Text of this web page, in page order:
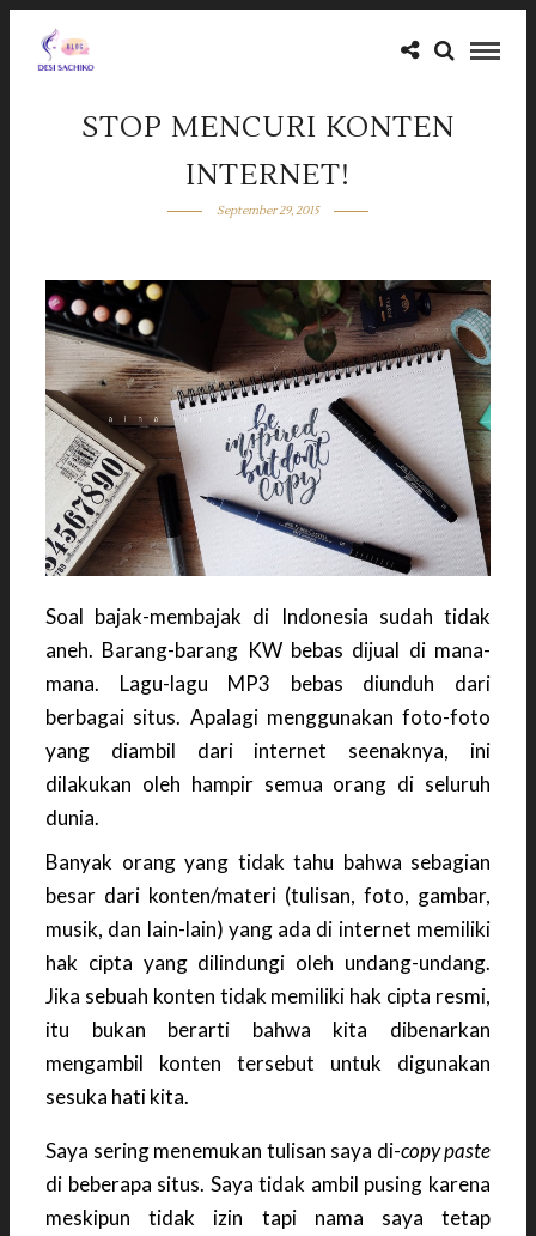
STOP MENCURI KONTEN
INTERNET!
September 29, 2015
Soal bajak-membajak di Indonesia sudah tidak
aneh. Barang-barang KW bebas dijual di mana-
mana. Lagu-lagu MP3 bebas diunduh dari
berbagai situs. Apalagi menggunakan foto-foto
yang diambil dari internet seenaknya, ini
dilakukan oleh hampir semua orang di seluruh
dunia.
Banyak orang yang tidak tahu bahwa sebagian
besar dari konten/materi (tulisan, foto, gambar,
musik, dan lain-lain) yang ada di internet memiliki
hak cipta yang dilindungi oleh undang-undang.
Jika sebuah konten tidak memiliki hak cipta resmi,
itu bukan berarti bahwa kita dibenarkan
mengambil konten tersebut untuk digunakan
sesuka hati kita.
Saya sering menemukan tulisan saya di-copy paste
di beberapa situs. Saya tidak ambil pusing karena
meskipun tidak izin tapi nama saya tetap